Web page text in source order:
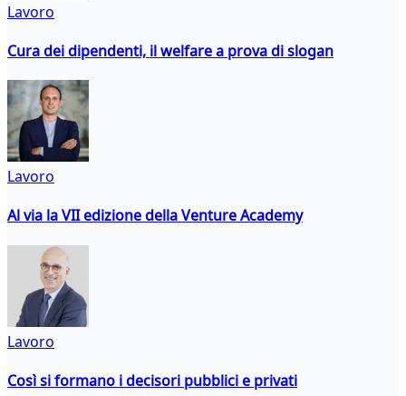
Lavoro
Cura dei dipendenti, il welfare a prova di slogan
Lavoro
Al via la VII edizione della Venture Academy
Lavoro
Così si formano i decisori pubblici e privati